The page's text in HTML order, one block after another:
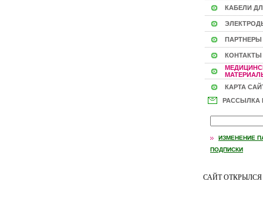
КАБЕЛИ
ПАРТНЕРЫ
КОНТАКТЫ
КАРТА
РАССЫЛКА
ИЗМЕНЕНИЕ
ПОДПИСКИ
САЙТ ОТКРЫЛСЯ